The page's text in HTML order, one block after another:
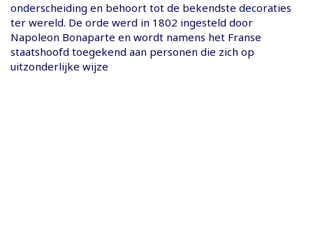
onderscheiding en behoort tot de bekendste decoraties
ter wereld. De orde werd in 1802 ingesteld door
Napoleon Bonaparte en wordt namens het Franse
staatshoofd toegekend aan personen die zich op
uitzonderlijke wijze